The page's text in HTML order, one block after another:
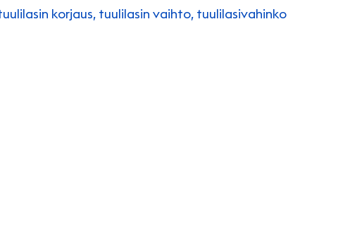
korjaus, tuulilasin vaihto, tuulilasivahinko